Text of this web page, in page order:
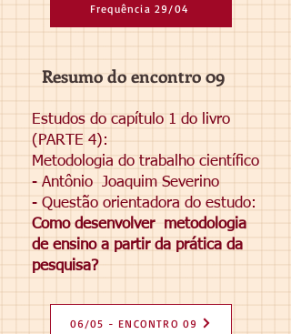
Frequência 29/04
Resumo do encontro 09
Estudos do capítulo 1 do livro
(PARTE 4):
Metodologia do trabalho científico
- Antônio Joaquim Severino
- Questão orientadora do estudo:
Como desenvolver metodologia
de ensino a partir da prática da
pesquisa?
06/05 - ENCONTRO 09